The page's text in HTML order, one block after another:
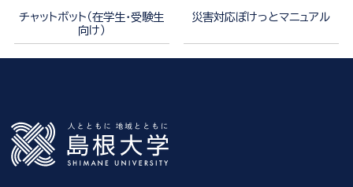
チャットボット（在学生・受験生
向け）
災害対応ぽけっとマニュアル